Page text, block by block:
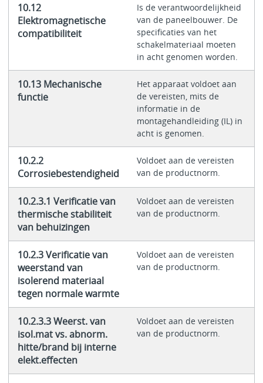
10.12
Elektromagnetische
compatibiliteit
Is de verantwoordelijkheid
van de paneelbouwer. De
specificaties van het
schakelmateriaal moeten
in acht genomen worden.
10.13 Mechanische
functie
Het apparaat voldoet aan
de vereisten, mits de
informatie in de
montagehandleiding (IL) in
acht is genomen.
10.2.2
Corrosiebestendigheid
Voldoet aan de vereisten
van de productnorm.
10.2.3.1 Verificatie van
thermische stabiliteit
van behuizingen
Voldoet aan de vereisten
van de productnorm.
10.2.3 Verificatie van
weerstand van
isolerend materiaal
tegen normale warmte
Voldoet aan de vereisten
van de productnorm.
10.2.3.3 Weerst. van
isol.mat vs. abnorm.
hitte/brand bij interne
elekt.effecten
Voldoet aan de vereisten
van de productnorm.